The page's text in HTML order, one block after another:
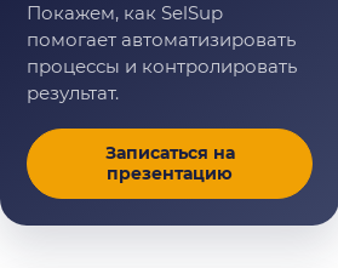
Покажем, как SelSup
помогает автоматизировать
процессы и контролировать
результат.
Записаться на
презентацию